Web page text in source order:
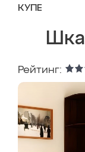
КУПЕ
Рейтинг: